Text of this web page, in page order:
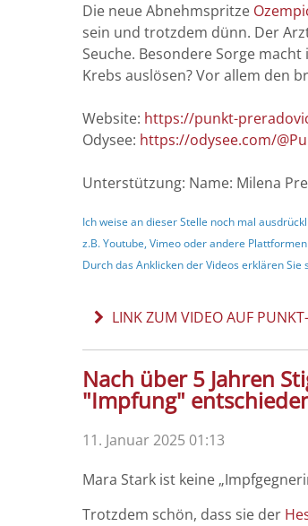
Die neue Abnehmspritze
sein und trotzdem dünn. Der
Seuche. Besondere Sorge
Krebs auslösen? Vor allem den
Website: https://punkt-
Odysee: https://odysee.com/
Unterstützung: Name: Milena
Ich weise an dieser Stelle noch mal
z.B. Youtube, Vimeo oder andere
Durch das Anklicken der Videos erklären
LINK ZUM VIDEO AUF
Nach über 5 Jahren
"Impfung"
11. Januar 2025 01:13
Mara Stark ist keine
Trotzdem schön, dass sie der